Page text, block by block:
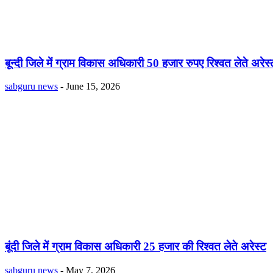
बून्दी जिले में ग्राम विकास अधिकारी 50 हजार रुपए रिश्वत लेते
sabguru news - June 15, 2026
बूंदी जिले में ग्राम विकास अधिकारी 25 हजार की रिश्वत लेते अरेस्ट
sabguru news - May 7, 2026